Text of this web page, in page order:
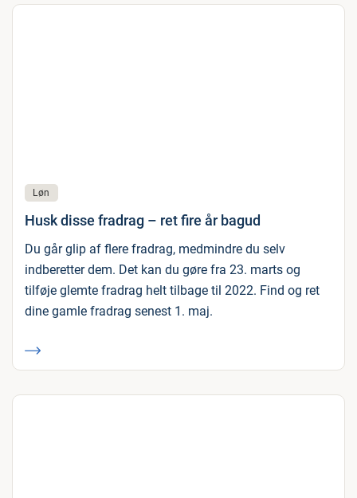
Løn
Husk disse fradrag – ret fire år bagud
Du går glip af flere fradrag, medmindre du selv
indberetter dem. Det kan du gøre fra 23. marts og
tilføje glemte fradrag helt tilbage til 2022. Find og ret
dine gamle fradrag senest 1. maj.